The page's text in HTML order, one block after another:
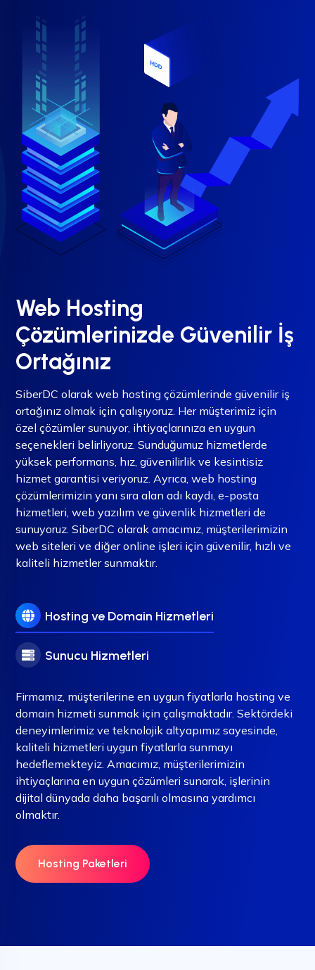
Web Hosting
Çözümlerinizde Güvenilir İş
Ortağınız
SiberDC olarak web hosting çözümlerinde güvenilir iş
ortağınız olmak için çalışıyoruz. Her müşterimiz için
özel çözümler sunuyor, ihtiyaçlarınıza en uygun
seçenekleri belirliyoruz. Sunduğumuz hizmetlerde
yüksek performans, hız, güvenilirlik ve kesintisiz
hizmet garantisi veriyoruz. Ayrıca, web hosting
çözümlerimizin yanı sıra alan adı kaydı, e-posta
hizmetleri, web yazılım ve güvenlik hizmetleri de
sunuyoruz. SiberDC olarak amacımız, müşterilerimizin
web siteleri ve diğer online işleri için güvenilir, hızlı ve
kaliteli hizmetler sunmaktır.
Hosting ve Domain Hizmetleri
Sunucu Hizmetleri
Firmamız, müşterilerine en uygun fiyatlarla hosting ve
domain hizmeti sunmak için çalışmaktadır. Sektördeki
deneyimlerimiz ve teknolojik altyapımız sayesinde,
kaliteli hizmetleri uygun fiyatlarla sunmayı
hedeflemekteyiz. Amacımız, müşterilerimizin
ihtiyaçlarına en uygun çözümleri sunarak, işlerinin
dijital dünyada daha başarılı olmasına yardımcı
olmaktır.
Hosting Paketleri